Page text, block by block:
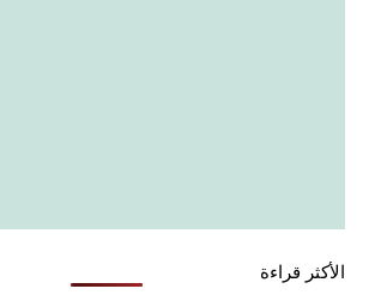
الأكثر قراءة